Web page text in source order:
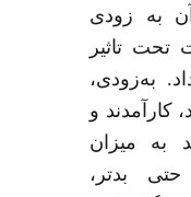
به زودی
تاثیر
. به‌زودی،
کارآمدند و
به میزان
حتی بدتر،